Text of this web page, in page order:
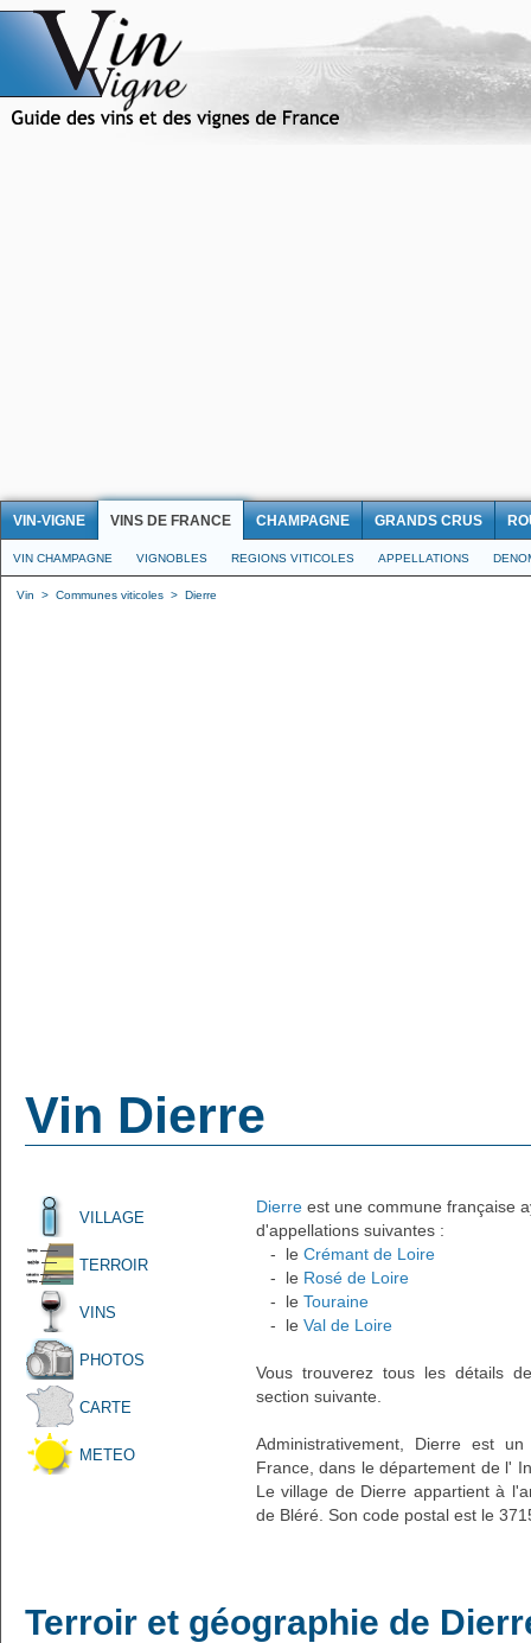
VIN-VIGNE VINS DE FRANCE CHAMPAGNE GRANDS CRUS
VIN CHAMPAGNE VIGNOBLES REGIONS VITICOLES APPELLATIONS
Vin > Communes viticoles > Dierre
Vin Dierre
VILLAGE
TERROIR
VINS
PHOTOS
CARTE
METEO
Dierre est une commune française
d'appellations suivantes :
- le Crémant de Loire
- le Rosé de Loire
- le Touraine
- le Val de Loire
Vous trouverez tous les détails
section suivante.
Administrativement, Dierre est
France, dans le département de l'
Le village de Dierre appartient à
de Bléré. Son code postal est le
Terroir et géographie de